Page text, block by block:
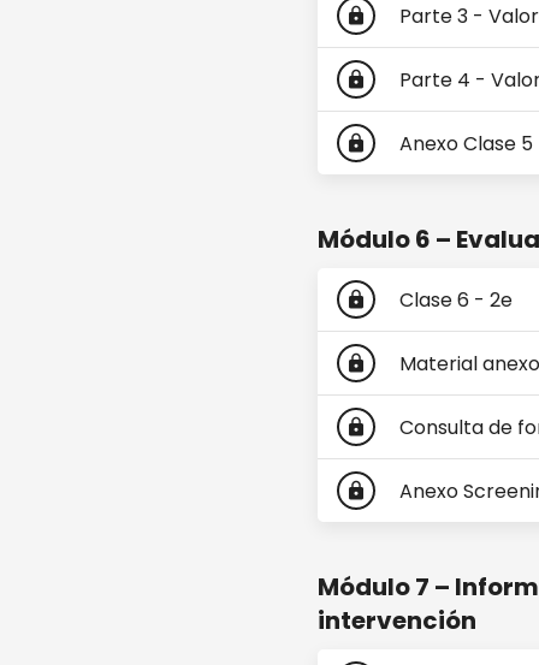
lock Parte 3 -
lock Parte 4 -
lock Anexo Clase 5
Módulo 6 –
lock Clase 6 - 2e
lock Material
lock Consulta de
lock Anexo
Módulo 7 –
intervención